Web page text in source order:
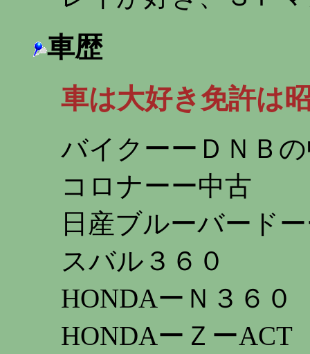
車歴
車は大好き免許は
バイクーーＤＮＢ
コロナーー中古
日産ブルーバード
スバル３６０
HONDAーＮ３６０
HONDAーＺーACT